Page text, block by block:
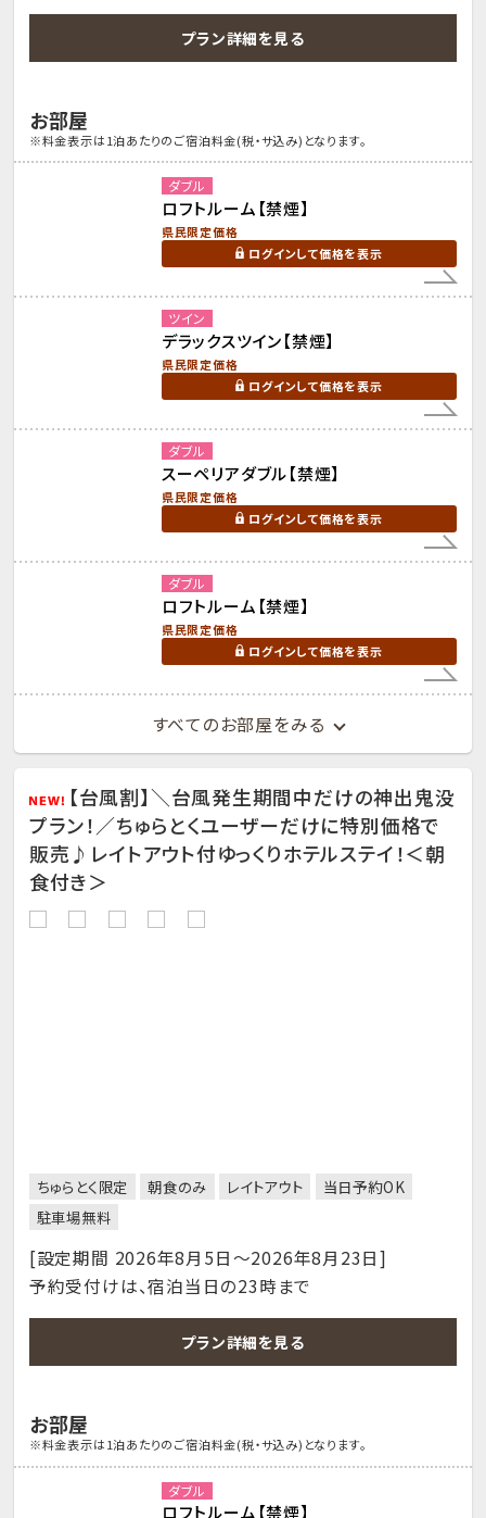
プラン詳細を見る
お部屋
※料金表示は1泊あたりのご宿泊料金(税・サ込み)となります。
ダブル
ロフトルーム【禁煙】
県民限定価格
ログインして価格を表示
ツイン
デラックスツイン【禁煙】
県民限定価格
ログインして価格を表示
ダブル
スーペリアダブル【禁煙】
県民限定価格
ログインして価格を表示
ダブル
ロフトルーム【禁煙】
県民限定価格
ログインして価格を表示
すべてのお部屋をみる
【台風割】＼台風発生期間中だけの神出鬼没
プラン！／ちゅらとくユーザーだけに特別価格で
販売♪レイトアウト付ゆっくりホテルステイ！＜朝
食付き＞
ちゅらとく限定 朝食のみ レイトアウト
当日予約OK
駐車場無料
[設定期間 2026年8月5日～2026年8月23日]
予約受付けは、宿泊当日の23時まで
プラン詳細を見る
お部屋
※料金表示は1泊あたりのご宿泊料金(税・サ込み)となります。
ダブル
ロフトルーム【禁煙】